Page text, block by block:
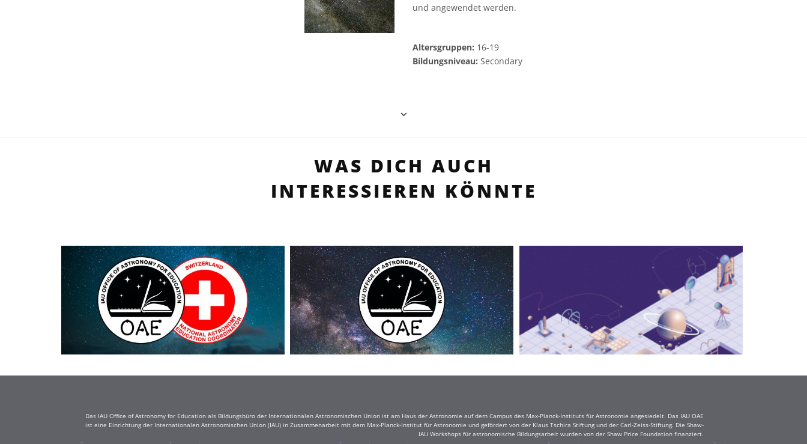
und angewendet werden.
Altersgruppen: 16-19
Bildungsniveau: Secondary
WAS DICH AUCH
INTERESSIEREN KÖNNTE
Das IAU Office of Astronomy for Education als Bildungsbüro der Internationalen Astronomischen Union ist am Haus der Astronomie auf dem Campus des Max-Planck-Instituts für Astronomie angesiedelt. Das IAU OAE
ist eine Einrichtung der Internationalen Astronomischen Union (IAU) in Zusammenarbeit mit dem Max-Planck-Institut für Astronomie und gefördert von der Klaus Tschira Stiftung und der Carl-Zeiss-Stiftung. Die Shaw-
IAU Workshops für astronomische Bildungsarbeit wurden von der Shaw Price Foundation finanziert.